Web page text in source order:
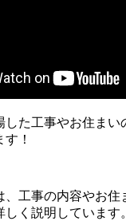
た工事やお住まい
！
工事の内容やお住
く説明しています。